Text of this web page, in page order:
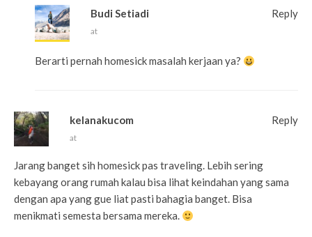
Budi Setiadi
at
Berarti pernah homesick masalah kerjaan ya?
Reply
kelanakucom
at
Jarang banget sih homesick pas traveling. Lebih sering
kebayang orang rumah kalau bisa lihat keindahan yang sama
dengan apa yang gue liat pasti bahagia banget. Bisa
menikmati semesta bersama mereka.
Reply